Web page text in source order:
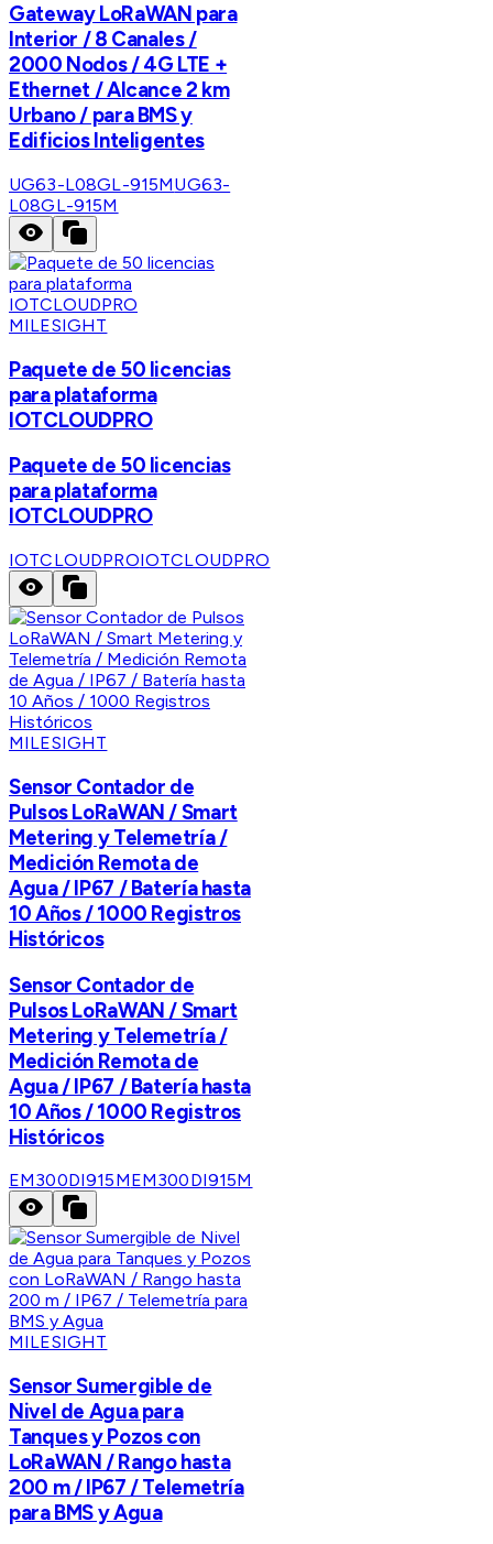
Gateway LoRaWAN para
Interior / 8 Canales /
2000 Nodos / 4G LTE +
Ethernet / Alcance 2 km
Urbano / para BMS y
Edificios Inteligentes
UG63-L08GL-915MUG63-
L08GL-915M
MILESIGHT
Paquete de 50 licencias
para plataforma
IOTCLOUDPRO
Paquete de 50 licencias
para plataforma
IOTCLOUDPRO
IOTCLOUDPROIOTCLOUDPRO
MILESIGHT
Sensor Contador de
Pulsos LoRaWAN / Smart
Metering y Telemetría /
Medición Remota de
Agua / IP67 / Batería hasta
10 Años / 1000 Registros
Históricos
Sensor Contador de
Pulsos LoRaWAN / Smart
Metering y Telemetría /
Medición Remota de
Agua / IP67 / Batería hasta
10 Años / 1000 Registros
Históricos
EM300DI915MEM300DI915M
MILESIGHT
Sensor Sumergible de
Nivel de Agua para
Tanques y Pozos con
LoRaWAN / Rango hasta
200 m / IP67 / Telemetría
para BMS y Agua